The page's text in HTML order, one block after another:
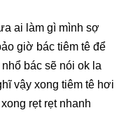
ai làm gì mình sợ
giờ bác tiêm tê để
bác sẽ nói ok la
vậy xong tiêm tê hơi
rẹt rẹt nhanh